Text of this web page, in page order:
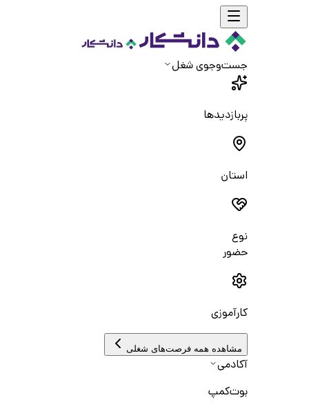
جست‌و‌جوی شغل
پربازدیدها
استان
نوع
حضور
کارآموزی
مشاهده همه فرصت‌های شغلی
آکادمی
بوت‌کمپ